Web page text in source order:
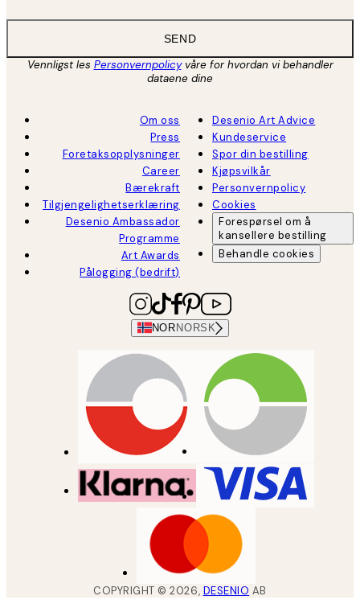
SEND
Vennligst les Personvernpolicyvåre for hvordan vi behandler
dataene dine
Om oss
Press
Foretaksopplysninger
Career
Bærekraft
Tilgjengelighetserklæring
Desenio Ambassador
Programme
Art Awards
Pålogging (bedrift)
Desenio Art Advice
Kundeservice
Spor din bestilling
Kjøpsvilkår
Personvernpolicy
Cookies
Forespørsel om å
kansellere bestilling
Behandle cookies
NOR NORSK
COPYRIGHT ©2026, DESENIO AB